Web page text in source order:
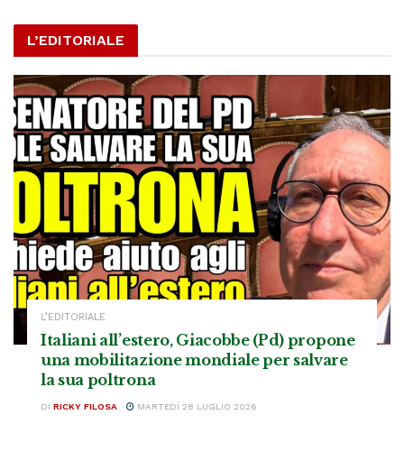
L’EDITORIALE
L’EDITORIALE
Italiani all’estero, Giacobbe (Pd) propone
una mobilitazione mondiale per salvare
la sua poltrona
DI RICKY FILOSA MARTEDÌ 28 LUGLIO 2026